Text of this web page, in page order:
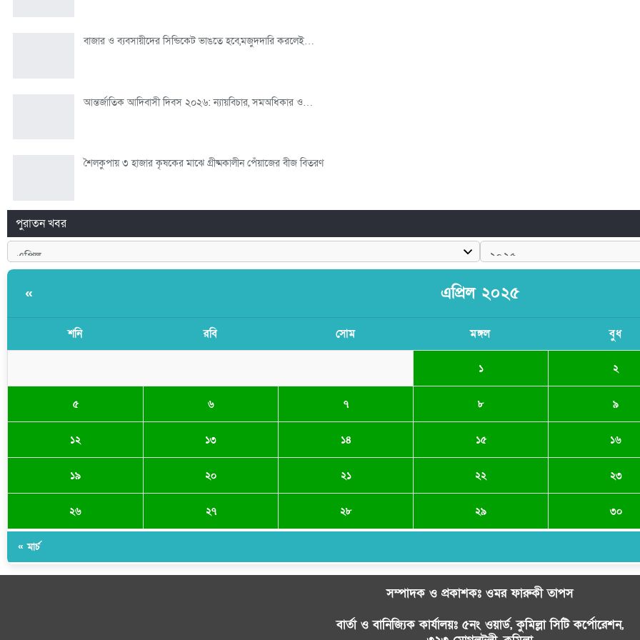
বাজার ও ব্যবসায়ীদের সিন্ডিকেট ভাঙতে হবে,মজুদদারি করলেই…
আন্তর্জাতিক আদিবাসী দিবস ২০২৬: ন্যায়বিচার, সমঅধিকার ও…
শৈলকুপায় ৩ হাজার কৃষকের মাঝে গ্রীষ্মকালীন পেঁয়াজের বীজ বিতরণ
পুরাতন খবর
« এপ্রিল ২০২৫
শনি রবি সোম মঙ্গল বুধ
১ ২
৫ ৬ ৭ ৮ ৯
১২ ১৩ ১৪ ১৫ ১৬
১৯ ২০ ২১ ২২ ২৩
২৬ ২৭ ২৮ ২৯ ৩০
« মার্চ
সম্পাদক ও প্রকাশকঃ ওমর ফারুকী তাপস
বার্তা ও বানিজ্যিক কার্যালয়ঃ ৫নং ওয়ার্ড, কুমিল্লা সিটি কর্পোরেশন,